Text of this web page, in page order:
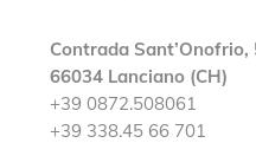
Contrada Sant’Onofrio,
66034 Lanciano (CH)
+39 0872.508061
+39 338.45 66 701